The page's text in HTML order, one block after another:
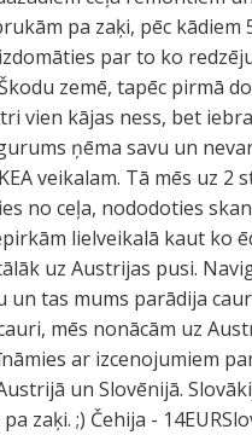
pa zaķi, pēc
par to ko
zemē, tapēc pirmā
vien kājas ness, bet
ņēma savu un
veikalam. Tā mēs uz 2
no ceļa, nododoties
lielveikalā kaut ko
uz Austrijas pusi.
un tas mums parādija
mēs nonācām uz
ar izcenojumiem
un Slovēnijā.
zaķi. ;) Čehija -